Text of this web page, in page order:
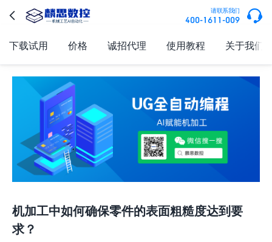
 请联系我们
400-1611-009 
下载试用 价格 诚招代理 使用教程 关于我们
机加工中如何确保零件的表面粗糙度达到要
求？